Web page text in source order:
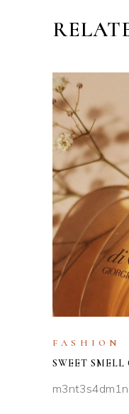
FASHION
SWEET SMELL
m3nt3s4dm1n